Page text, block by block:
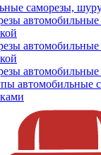
саморезы,
автомобильные
автомобильные